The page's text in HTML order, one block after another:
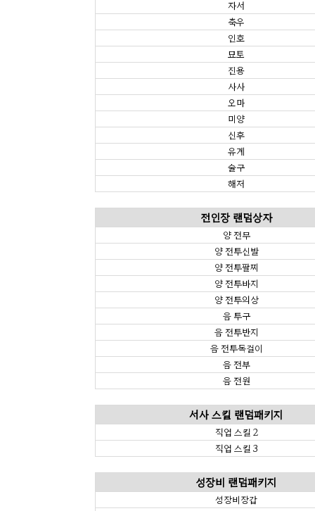
자서
축우
인호
묘토
진용
사사
오마
미양
신후
유계
술구
해저
전인장 랜덤상자
양 전무
양 전투신발
양 전투팔찌
양 전투바지
양 전투의상
음 투구
음 전투반지
음 전투목걸이
음 전부
음 전원
서사 스킬 랜덤패키지
직업 스킬 2
직업 스킬 3
성장비 랜덤패키지
성장비장갑